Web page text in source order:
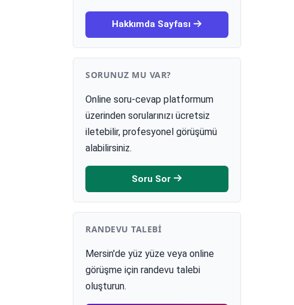
Hakkımda Sayfası
SORUNUZ MU VAR?
Online soru-cevap platformum
üzerinden sorularınızı ücretsiz
iletebilir, profesyonel görüşümü
alabilirsiniz.
Soru Sor
RANDEVU TALEBI
Mersin'de yüz yüze veya online
görüşme için randevu talebi
oluşturun.